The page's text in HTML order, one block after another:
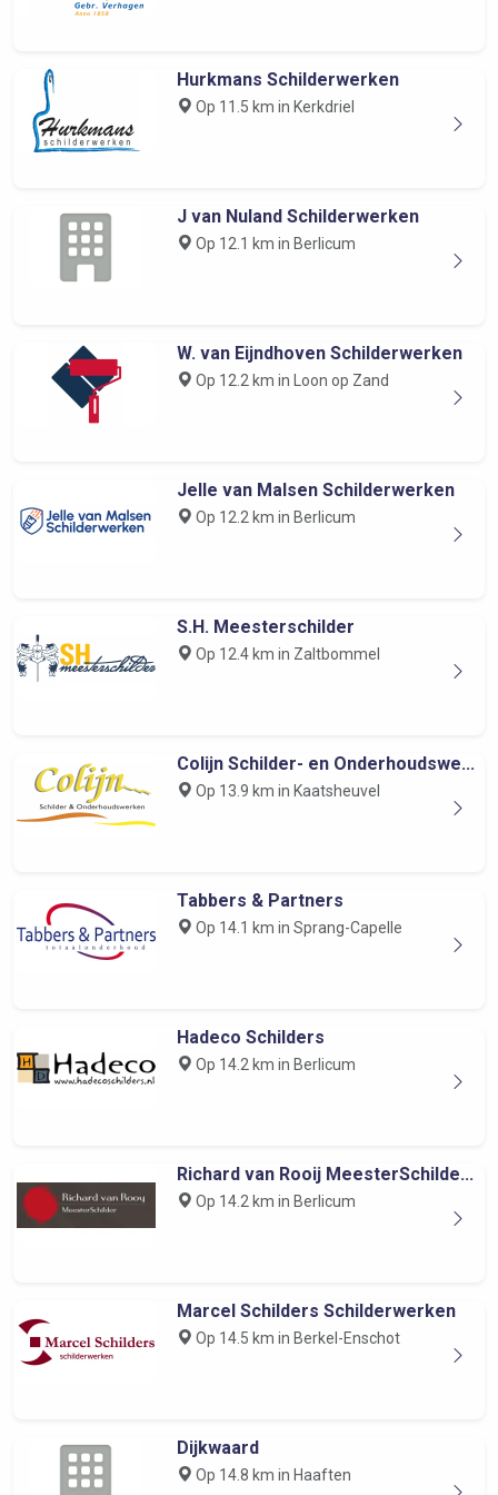
Hurkmans Schilderwerken
Op 11.5 km in Kerkdriel
J van Nuland Schilderwerken
Op 12.1 km in Berlicum
W. van Eijndhoven Schilderwerken
Op 12.2 km in Loon op Zand
Jelle van Malsen Schilderwerken
Op 12.2 km in Berlicum
S.H. Meesterschilder
Op 12.4 km in Zaltbommel
Colijn Schilder- en Onderhoudswe...
Op 13.9 km in Kaatsheuvel
Tabbers & Partners
Op 14.1 km in Sprang-Capelle
Hadeco Schilders
Op 14.2 km in Berlicum
Richard van Rooij MeesterSchilde...
Op 14.2 km in Berlicum
Marcel Schilders Schilderwerken
Op 14.5 km in Berkel-Enschot
Dijkwaard
Op 14.8 km in Haaften